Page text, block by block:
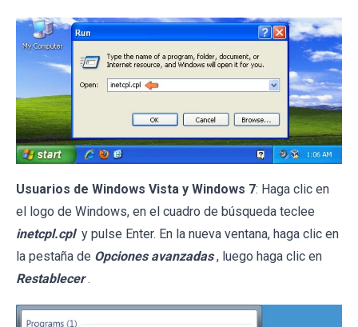
Usuarios de Windows Vista y Windows 7: Haga clic en
el logo de Windows, en el cuadro de búsqueda teclee
inetcpl.cpl y pulse Enter. En la nueva ventana, haga clic en
la pestaña de Opciones avanzadas , luego haga clic en
Restablecer .